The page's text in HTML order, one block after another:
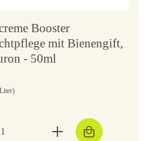
Booster
mit Bienengift,
- 50ml